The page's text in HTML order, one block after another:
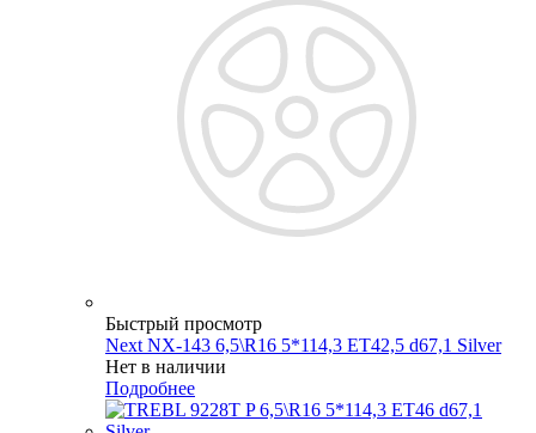
Быстрый просмотр
Next NX-143 6,5\R16 5*114,3 ET42,5 d67,1 Silver
Нет в наличии
Подробнее